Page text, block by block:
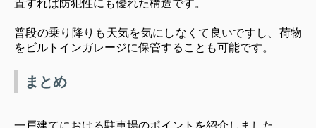
置すれば防犯性にも優れた構造です。
普段の乗り降りも天気を気にしなくて良いですし、荷物
をビルトインガレージに保管することも可能です。
まとめ
一戸建てにおける駐車場のポイントを紹介しました。